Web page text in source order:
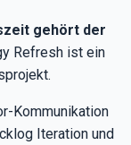
gehört der
Refresh ist ein
Kommunikation
Iteration und